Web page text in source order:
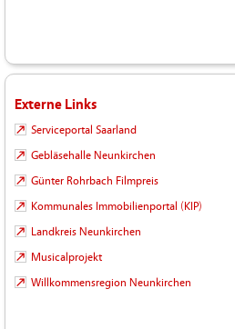
Externe Links
Serviceportal Saarland
Gebläsehalle Neunkirchen
Günter Rohrbach Filmpreis
Kommunales Immobilienportal (KIP)
Landkreis Neunkirchen
Musicalprojekt
Willkommensregion Neunkirchen